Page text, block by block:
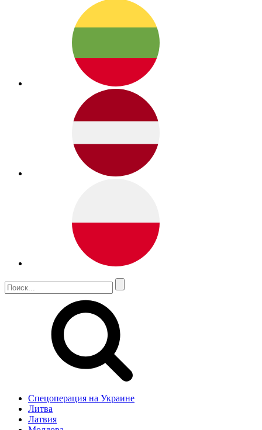
Спецоперация на Украине
Литва
Латвия